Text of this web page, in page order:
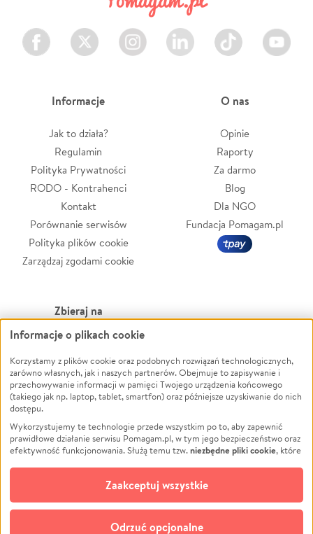
Facebook Twitter Instagram LinkedIn TikTok Youtube
Informacje
Jak to działa?
Regulamin
Polityka Prywatności
RODO - Kontrahenci
Kontakt
Porównanie serwisów
Polityka plików cookie
Zarządzaj zgodami cookie
O nas
Opinie
Raporty
Za darmo
Blog
Dla NGO
Fundacja Pomagam.pl
Zbieraj na
Leczenie
Zwierzęta
Pożar
Ukraina
Pomoc Finansowa
Projekty
Pogrzeb
Społeczność lokalna
Kultura
Powódź
Wichura
NGO
Edukacja
Podróż
Impreza
Ochrona środowiska
Biznes
Informacje o plikach cookie
Korzystamy z plików cookie oraz podobnych rozwiązań technologicznych,
zarówno własnych, jak i naszych partnerów. Obejmuje to zapisywanie i
przechowywanie informacji w pamięci Twojego urządzenia końcowego
(takiego jak np. laptop, tablet, smartfon) oraz późniejsze uzyskiwanie do nich
dostępu.
Wykorzystujemy te technologie przede wszystkim po to, aby zapewnić
prawidłowe działanie serwisu Pomagam.pl, w tym jego bezpieczeństwo oraz
efektywność funkcjonowania. Służą temu tzw.niezbędne pliki cookie, które
opcjonalnych plików cookie
technologii do celów analitycznych i retargetingowych. Możesz wyrazić
zgodę na ich stosowanie lub jej odmówić. W dowolnym momencie masz
możliwość zmiany swoich preferencji na stronie „Zarządzaj zgodami cookie”,
do której link znajdziesz w stopce serwisu Pomagam.pl. Opcjonalne pliki
Odrzuć opcjonalne
Zaakceptuj wszystkie